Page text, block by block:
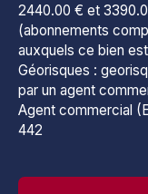
2440.00 € et
(abonnements
auxquels ce bien
Géorisques :
par un agent
Agent commercial
442